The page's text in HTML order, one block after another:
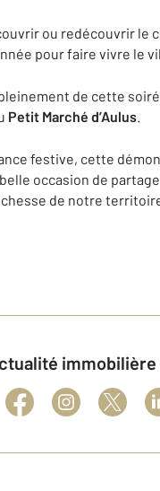
ou redécouvrir le
pour faire vivre le
de cette
Petit Marché d’Aulus.
festive, cette
occasion de
de notre